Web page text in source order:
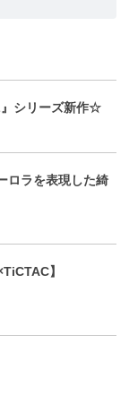
』シリーズ新作☆
ロラを表現した綺
】